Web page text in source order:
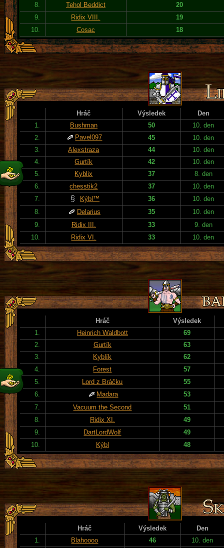
8.
Tehol Beddict
20
9.
Ridix VIII.
19
10.
Cosac 18
Hráč Výsledek
Den
1.
Bushman 50
10. den
2.
Pavel097 45
10. den
3.
Alexstraza 44
10. den
4.
Gurtík 42
10. den
5.
Kyblix 37
8. den
6.
chesstik2 37
10. den
7.
Kýbl™ 36
10. den
8.
Delarius 35
10. den
9.
Ridix III. 33
9. den
10.
Ridix VI. 33 10. den
Hráč
Výsledek
1.
Heinrich Waldbott
69
2.
Gurtík
63
3.
Kyblík
62
4.
Forest
57
5.
Lord z Bráčku
55
6.
Madara
53
7.
Vacuum the Second
51
8.
Ridix XI.
49
9.
DartLordWolf
49
10.
Kýbl 48
Hráč Výsledek
Den
1.
Blahoooo 46
10. den